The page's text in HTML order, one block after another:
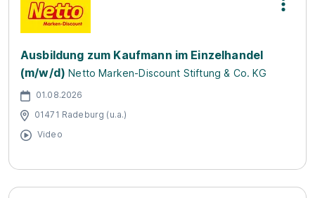
Ausbildung zum Kaufmann im Einzelhandel
(m/w/d) Netto Marken-Discount Stiftung & Co. KG
01.08.2026
01471 Radeburg (u.a.)
Video